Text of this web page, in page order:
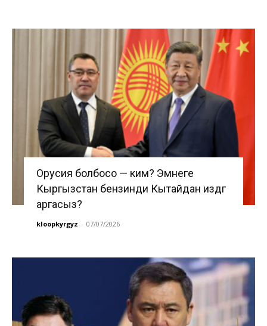
Орусия болбосо — ким? Эмнеге
Кыргызстан бензинди Кытайдан издөөгө
аргасыз?
kloopkyrgyz - 07/07/2026